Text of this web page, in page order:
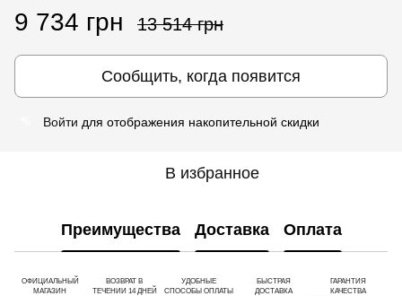
9 734 грн 13 514 грн
Сообщить, когда появится
Войти для отображения накопительной скидки
В избранное
Преимущества Доставка Оплата
ОФИЦИАЛЬНЫЙ
МАГАЗИН
ВОЗВРАТ В
ТЕЧЕНИИ 14 ДНЕЙ
УДОБНЫЕ
СПОСОБЫ ОПЛАТЫ
БЫСТРАЯ
ДОСТАВКА
ГАРАНТИЯ
КАЧЕСТВА